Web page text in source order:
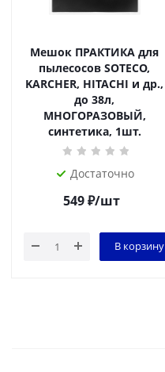
Мешок ПРАКТИКА для
пылесосов SOTECO,
KARCHER, HITACHI и др.,
до 38л,
МНОГОРАЗОВЫЙ,
синтетика, 1шт.
Достаточно
549₽/шт
В корзину